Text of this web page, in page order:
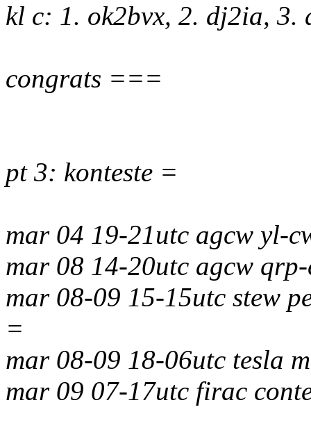
kl c: 1. ok2bvx, 2. dj2ia, 3.
congrats ===
pt 3: konteste =
mar 04 19-21utc agcw yl-
mar 08 14-20utc agcw
mar 08-09 15-15utc stew
=
mar 08-09 18-06utc tesla
mar 09 07-17utc firac